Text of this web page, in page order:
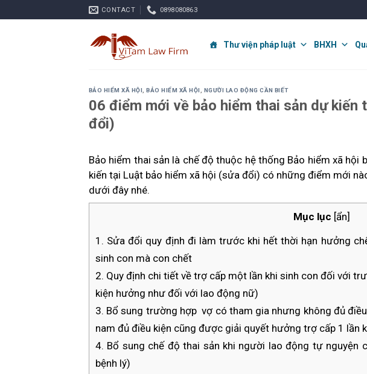
to
CONTACT 0898080863
Thư viện pháp luật BHXH
BẢO HIỂM XÃ HỘI ,BẢO HIỂM XÃ HỘI NGƯỜI LAO ĐỘNG CẦN BIẾT
06 điểm mới về bảo hiểm thai sản dự kiến
đổi)
Bảo hiểm thai sản là chế độ thuộc hệ thống Bảo hiểm xã hội
kiến tại Luật bảo hiểm xã hội (sửa đổi) có những điểm mới
dưới đây nhé.
Mục lục [ẩn]
1. Sửa đổi quy định đi làm trước khi hết thời hạn hưởng
sinh con mà con chết
2. Quy định chi tiết về trợ cấp một lần khi sinh con đối với
kiện hưởng như đối với lao động nữ)
3. Bổ sung trường hợp vợ có tham gia nhưng không đủ
nam đủ điều kiện cũng được giải quyết hưởng trợ cấp 1 lần
4. Bổ sung chế độ thai sản khi người lao động tự nguyện
bệnh lý)